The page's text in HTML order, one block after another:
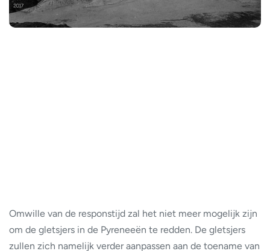
Omwille van de responstijd zal het niet meer mogelijk zijn
om de gletsjers in de Pyreneeën te redden. De gletsjers
zullen zich namelijk verder aanpassen aan de toename van